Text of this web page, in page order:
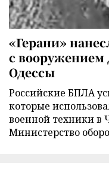
«Герани»
с вооружением
Одессы
Российские БПЛА
которые
военной техники в
Министерство